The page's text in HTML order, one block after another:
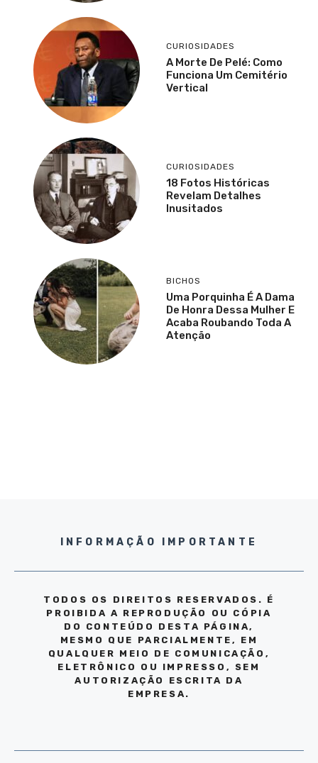
CURIOSIDADES
A Morte De Pelé: Como
Funciona Um Cemitério
Vertical
CURIOSIDADES
18 Fotos Históricas
Revelam Detalhes
Inusitados
BICHOS
Uma Porquinha É A Dama
De Honra Dessa Mulher E
Acaba Roubando Toda A
Atenção
INFORMAÇÃO IMPORTANTE
TODOS OS DIREITOS RESERVADOS. É
PROIBIDA A REPRODUÇÃO OU CÓPIA
DO CONTEÚDO DESTA PÁGINA,
MESMO QUE PARCIALMENTE, EM
QUALQUER MEIO DE COMUNICAÇÃO,
ELETRÔNICO OU IMPRESSO, SEM
AUTORIZAÇÃO ESCRITA DA
EMPRESA.